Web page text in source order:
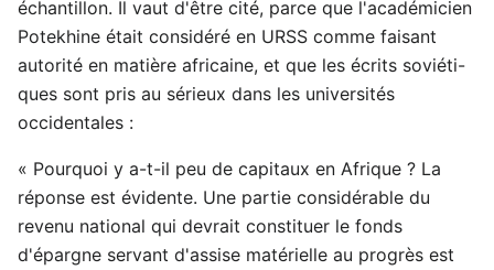
échantillon. Il vaut d'être cité, parce que l'académicien
Potekhine était considéré en URSS comme faisant
autorité en matière africaine, et que les écrits soviéti-
ques sont pris au sérieux dans les universités
occidentales :
« Pourquoi y a-t-il peu de capitaux en Afrique ? La
réponse est évidente. Une partie considérable du
revenu national qui devrait constituer le fonds
d'épargne servant d'assise matérielle au progrès est